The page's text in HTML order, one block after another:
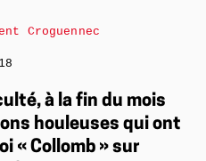
à la fin du mois
houleuses qui ont
« Collomb » sur
Croguennec